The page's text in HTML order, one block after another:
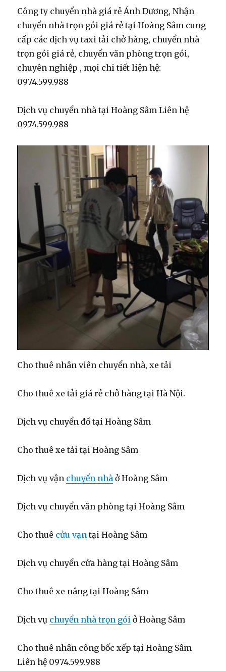
Công ty chuyển nhà giá rẻ Ánh Dương, Nhận
chuyển nhà trọn gói giá rẻ tại Hoàng Sâm cung
cấp các dịch vụ taxi tải chở hàng, chuyển nhà
trọn gói giá rẻ, chuyển văn phòng trọn gói,
chuyên nghiệp , mọi chi tiết liện hệ:
0974.599.988
Dịch vụ chuyển nhà tại Hoàng Sâm Liên hệ
0974.599.988
Cho thuê nhân viên chuyển nhà, xe tải
Cho thuê xe tải giá rẻ chở hàng tại Hà Nội.
Dịch vụ chuyển đồ tại Hoàng Sâm
Cho thuê xe tải tại Hoàng Sâm
Dịch vụ vận chuyển nhà ở Hoàng Sâm
Dịch vụ chuyển văn phòng tại Hoàng Sâm
Cho thuê cửu vạn tại Hoàng Sâm
Dịch vụ chuyển cửa hàng tại Hoàng Sâm
Cho thuê xe nâng tại Hoàng Sâm
Dịch vụ chuyển nhà trọn gói ở Hoàng Sâm
Cho thuê nhân công bốc xếp tại Hoàng Sâm
Liên hệ 0974.599.988